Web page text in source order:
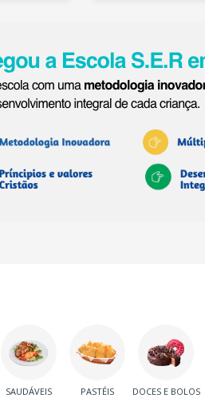
SAUDÁVEIS PASTÉIS DOCES E BOLOS